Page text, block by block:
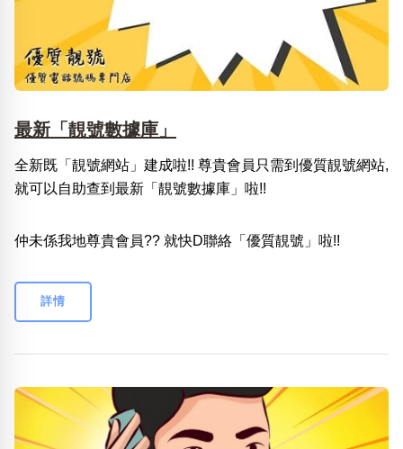
最新「靚號數據庫」
全新既「靚號網站」建成啦!! 尊貴會員只需到優質靚號網站,
就可以自助查到最新「靚號數據庫」啦!!
仲未係我地尊貴會員?? 就快D聯絡「優質靚號」啦!!
詳情